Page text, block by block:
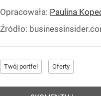
Opracowała: Paulina
Źródło:
Twój portfel Oferty